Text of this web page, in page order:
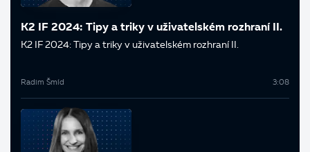
K2 IF 2024: Tipy a triky v uživatelském rozhraní II.
K2 IF 2024: Tipy a triky v uživatelském rozhraní II.
Radim Šmíd 3:08